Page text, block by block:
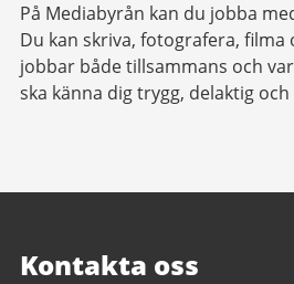
På Mediabyrån kan du jobba
Du kan skriva, fotografera, filma
jobbar både tillsammans och
ska känna dig trygg, delaktig
Kontakta oss